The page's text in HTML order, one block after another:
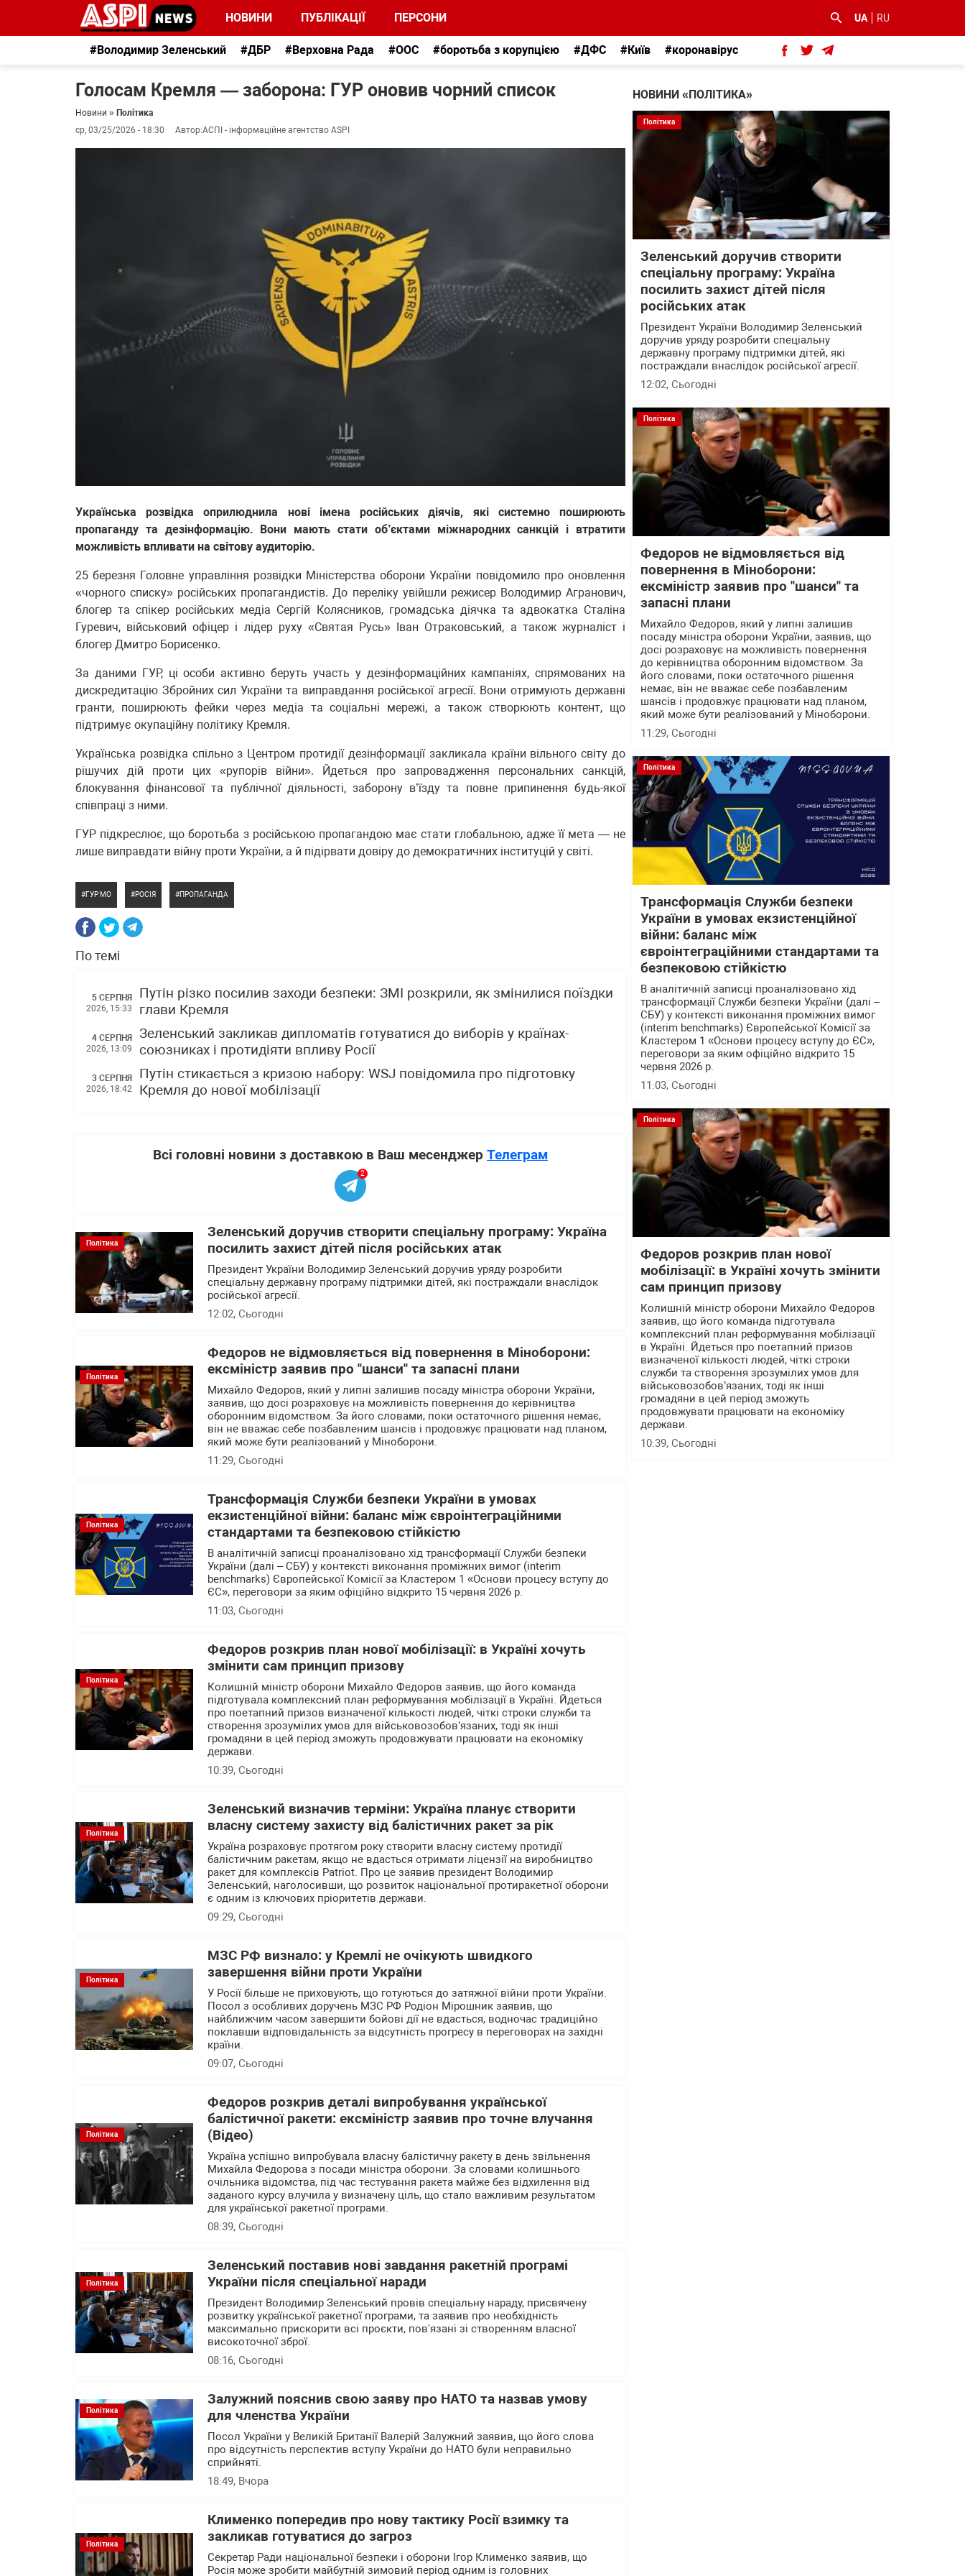
НОВИНИ ПУБЛІКАЦІЇ ПЕРСОНИ UA RU
#Володимир Зеленський #ДБР #Верховна Рада #ООС #боротьба з корупцією #ДФС #Київ #коронавірус
Голосам Кремля — заборона: ГУР оновив чорний список
Новини » Політика
ср, 03/25/2026 - 18:30
Автор:АСПІ - інформаційне агентство ASPI
Українська розвідка оприлюднила нові імена російських діячів, які системно поширюють
пропаганду та дезінформацію. Вони мають стати об’єктами міжнародних санкцій і втратити
можливість впливати на світову аудиторію.
25 березня Головне управління розвідки Міністерства оборони України повідомило про оновлення
«чорного списку» російських пропагандистів. До переліку увійшли режисер Володимир Агранович,
блогер та спікер російських медіа Сергій Колясников, громадська діячка та адвокатка Сталіна
Гуревич, військовий офіцер і лідер руху «Святая Русь» Іван Отраковський, а також журналіст і
блогер Дмитро Борисенко.
За даними ГУР, ці особи активно беруть участь у дезінформаційних кампаніях, спрямованих на
дискредитацію Збройних сил України та виправдання російської агресії. Вони отримують державні
гранти, поширюють фейки через медіа та соціальні мережі, а також створюють контент, що
підтримує окупаційну політику Кремля.
Українська розвідка спільно з Центром протидії дезінформації закликала країни вільного світу до
рішучих дій проти цих «рупорів війни». Йдеться про запровадження персональних санкцій,
блокування фінансової та публічної діяльності, заборону в’їзду та повне припинення будь-якої
співпраці з ними.
ГУР підкреслює, що боротьба з російською пропагандою має стати глобальною, адже її мета — не
лише виправдати війну проти України, а й підірвати довіру до демократичних інституцій у світі.
ГУР МО РОСІЯ ПРОПАГАНДА
По темі
5 СЕРПНЯ
2026, 15:33
Путін різко посилив заходи безпеки: ЗМІ розкрили, як змінилися поїздки
глави Кремля
4 СЕРПНЯ
2026, 13:09
Зеленський закликав дипломатів готуватися до виборів у країнах-
союзниках і протидіяти впливу Росії
3 СЕРПНЯ
2026, 18:42
Путін стикається з кризою набору: WSJ повідомила про підготовку
Кремля до нової мобілізації
Всі головні новини з доставкою в Ваш месенджер Телеграм
2
Політика
Зеленський доручив створити спеціальну програму: Україна
посилить захист дітей після російських атак
Президент України Володимир Зеленський доручив уряду розробити
спеціальну державну програму підтримки дітей, які постраждали внаслідок
російської агресії.
12:02, Сьогодні
Політика
Федоров не відмовляється від повернення в Міноборони:
ексміністр заявив про "шанси" та запасні плани
Михайло Федоров, який у липні залишив посаду міністра оборони України,
заявив, що досі розраховує на можливість повернення до керівництва
оборонним відомством. За його словами, поки остаточного рішення немає,
він не вважає себе позбавленим шансів і продовжує працювати над планом,
який може бути реалізований у Міноборони.
11:29, Сьогодні
Політика
Трансформація Служби безпеки України в умовах
екзистенційної війни: баланс між євроінтеграційними
стандартами та безпековою стійкістю
В аналітичній записці проаналізовано хід трансформації Служби безпеки
України (далі – СБУ) у контексті виконання проміжних вимог (interim
benchmarks) Європейської Комісії за Кластером 1 «Основи процесу вступу до
ЄС», переговори за яким офіційно відкрито 15 червня 2026 р.
11:03, Сьогодні
Політика
Федоров розкрив план нової мобілізації: в Україні хочуть
змінити сам принцип призову
Колишній міністр оборони Михайло Федоров заявив, що його команда
підготувала комплексний план реформування мобілізації в Україні. Йдеться
про поетапний призов визначеної кількості людей, чіткі строки служби та
створення зрозумілих умов для військовозобов’язаних, тоді як інші
громадяни в цей період зможуть продовжувати працювати на економіку
держави.
10:39, Сьогодні
Політика
Зеленський визначив терміни: Україна планує створити
власну систему захисту від балістичних ракет за рік
Україна розраховує протягом року створити власну систему протидії
балістичним ракетам, якщо не вдасться отримати ліцензії на виробництво
ракет для комплексів Patriot. Про це заявив президент Володимир
Зеленський, наголосивши, що розвиток національної протиракетної оборони
є одним із ключових пріоритетів держави.
09:29, Сьогодні
Політика
МЗС РФ визнало: у Кремлі не очікують швидкого
завершення війни проти України
У Росії більше не приховують, що готуються до затяжної війни проти України.
Посол з особливих доручень МЗС РФ Родіон Мірошник заявив, що
найближчим часом завершити бойові дії не вдасться, водночас традиційно
поклавши відповідальність за відсутність прогресу в переговорах на західні
країни.
09:07, Сьогодні
Політика
Федоров розкрив деталі випробування української
балістичної ракети: ексміністр заявив про точне влучання
(Відео)
Україна успішно випробувала власну балістичну ракету в день звільнення
Михайла Федорова з посади міністра оборони. За словами колишнього
очільника відомства, під час тестування ракета майже без відхилення від
заданого курсу влучила у визначену ціль, що стало важливим результатом
для української ракетної програми.
08:39, Сьогодні
Політика
Зеленський поставив нові завдання ракетній програмі
України після спеціальної наради
Президент Володимир Зеленський провів спеціальну нараду, присвячену
розвитку української ракетної програми, та заявив про необхідність
максимально прискорити всі проєкти, пов'язані зі створенням власної
високоточної зброї.
08:16, Сьогодні
Політика
Залужний пояснив свою заяву про НАТО та назвав умову
для членства України
Посол України у Великій Британії Валерій Залужний заявив, що його слова
про відсутність перспектив вступу України до НАТО були неправильно
сприйняті.
18:49, Вчора
Політика
Клименко попередив про нову тактику Росії взимку та
закликав готуватися до загроз
Секретар Ради національної безпеки і оборони Ігор Клименко заявив, що
Росія може зробити майбутній зимовий період одним із головних
НОВИНИ «ПОЛІТИКА»
Політика
Зеленський доручив створити
спеціальну програму: Україна
посилить захист дітей після
російських атак
Президент України Володимир Зеленський
доручив уряду розробити спеціальну
державну програму підтримки дітей, які
постраждали внаслідок російської агресії.
12:02, Сьогодні
Політика
Федоров не відмовляється від
повернення в Міноборони:
ексміністр заявив про "шанси" та
запасні плани
Михайло Федоров, який у липні залишив
посаду міністра оборони України, заявив, що
досі розраховує на можливість повернення
до керівництва оборонним відомством. За
його словами, поки остаточного рішення
немає, він не вважає себе позбавленим
шансів і продовжує працювати над планом,
який може бути реалізований у Міноборони.
11:29, Сьогодні
Політика
Трансформація Служби безпеки
України в умовах екзистенційної
війни: баланс між
євроінтеграційними стандартами та
безпековою стійкістю
В аналітичній записці проаналізовано хід
трансформації Служби безпеки України (далі –
СБУ) у контексті виконання проміжних вимог
(interim benchmarks) Європейської Комісії за
Кластером 1 «Основи процесу вступу до ЄС»,
переговори за яким офіційно відкрито 15
червня 2026 р.
11:03, Сьогодні
Політика
Федоров розкрив план нової
мобілізації: в Україні хочуть змінити
сам принцип призову
Колишній міністр оборони Михайло Федоров
заявив, що його команда підготувала
комплексний план реформування мобілізації
в Україні. Йдеться про поетапний призов
визначеної кількості людей, чіткі строки
служби та створення зрозумілих умов для
військовозобов’язаних, тоді як інші
громадяни в цей період зможуть
продовжувати працювати на економіку
держави.
10:39, Сьогодні